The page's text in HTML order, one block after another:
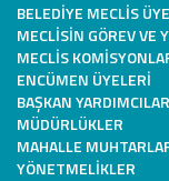
BELEDIYE MECLIS
MECLISIN GÖREV VE
MECLIS
ENCÜMEN ÜYELERI
BAŞKAN
MÜDÜRLÜKLER
MAHALLE
YÖNETMELIKLER